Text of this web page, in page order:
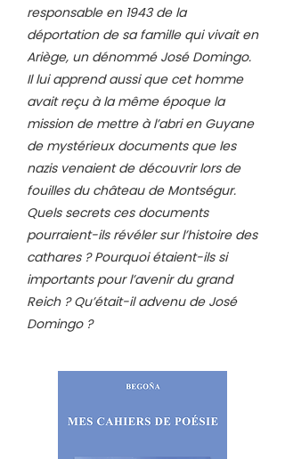
responsable en 1943 de la
déportation de sa famille qui vivait en
Ariège, un dénommé José Domingo.
Il lui apprend aussi que cet homme
avait reçu à la même époque la
mission de mettre à l’abri en Guyane
de mystérieux documents que les
nazis venaient de découvrir lors de
fouilles du château de Montségur.
Quels secrets ces documents
pourraient-ils révéler sur l’histoire des
cathares ? Pourquoi étaient-ils si
importants pour l’avenir du grand
Reich ? Qu’était-il advenu de José
Domingo ?